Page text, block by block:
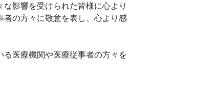
影響を受けられた皆様に心より
の方々に敬意を表し、心より感
医療機関や医療従事者の方々を